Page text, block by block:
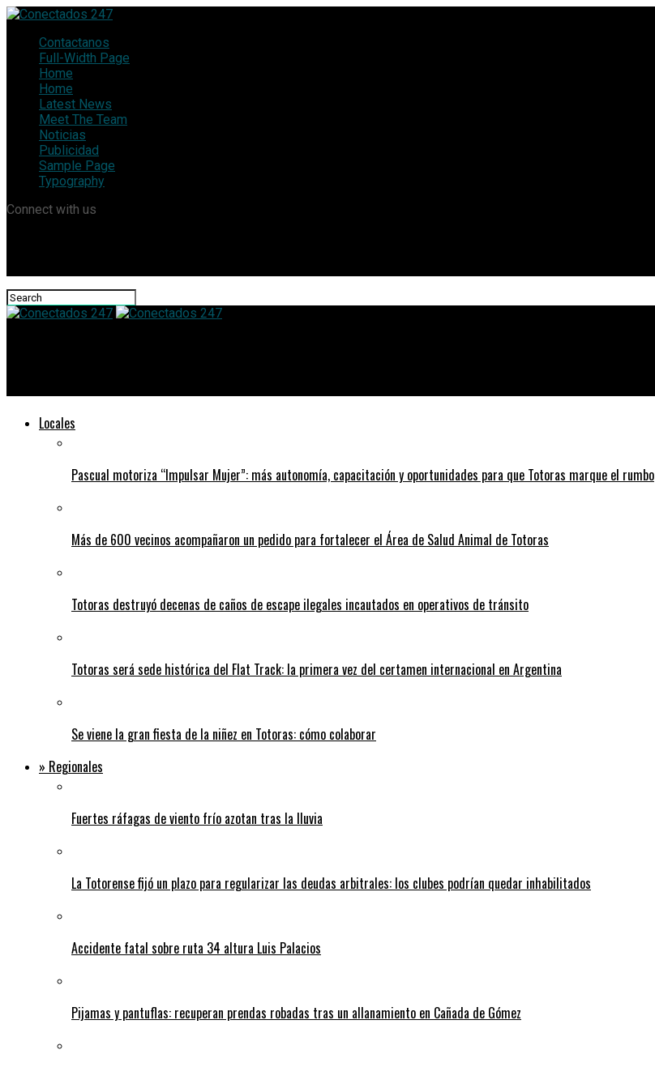
Contactanos
Full-Width Page
Home
Home
Latest News
Meet The Team
Noticias
Publicidad
Sample Page
Typography
Connect with us
Locales
Pascual motoriza “Impulsar Mujer”: más autonomía, capacitación y oportunidades para que Totoras marque el rumbo
Más de 600 vecinos acompañaron un pedido para fortalecer el Área de Salud Animal de Totoras
Totoras destruyó decenas de caños de escape ilegales incautados en operativos de tránsito
Totoras será sede histórica del Flat Track: la primera vez del certamen internacional en Argentina
Se viene la gran fiesta de la niñez en Totoras: cómo colaborar
» Regionales
Fuertes ráfagas de viento frío azotan tras la lluvia
La Totorense fijó un plazo para regularizar las deudas arbitrales: los clubes podrían quedar inhabilitados
Accidente fatal sobre ruta 34 altura Luis Palacios
Pijamas y pantuflas: recuperan prendas robadas tras un allanamiento en Cañada de Gómez